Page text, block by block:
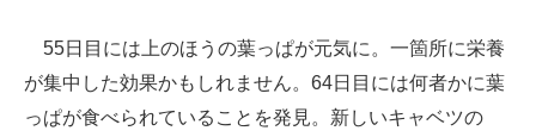
55日目には上のほうの葉っぱが元気に。一箇所に栄養
が集中した効果かもしれません。64日目には何者かに葉
っぱが食べられていることを発見。新しいキャベツの